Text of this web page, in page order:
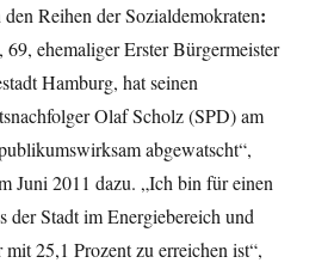
Reihen der Sozialdemokraten:
ehemaliger Erster Bürgermeister
Hamburg, hat seinen
Olaf Scholz (SPD) am
abgewatscht“,
Juni 2011 dazu. „Ich bin für einen
der Stadt im Energiebereich und
mit 25,1 Prozent zu erreichen ist“,